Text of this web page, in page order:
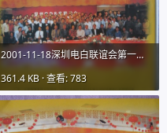
2001-11-18深圳电白联谊会第一期会刊图片01IMG_9731 (17).JPG
361.4 KB · 查看: 783